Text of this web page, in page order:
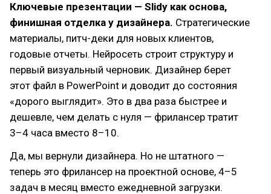
Ключевые презентации — Slidy как основа,
финишная отделка у дизайнера. Стратегические
материалы, питч-деки для новых клиентов,
годовые отчеты. Нейросеть строит структуру и
первый визуальный черновик. Дизайнер берет
этот файл в PowerPoint и доводит до состояния
«дорого выглядит». Это в два раза быстрее и
дешевле, чем делать с нуля — фрилансер тратит
3–4 часа вместо 8–10.
Да, мы вернули дизайнера. Но не штатного —
теперь это фрилансер на проектной основе, 4–5
задач в месяц вместо ежедневной загрузки.